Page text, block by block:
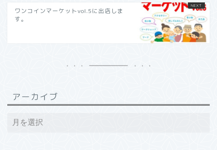
ワンコインマーケットvol.5に出店しま
す。
アーカイブ